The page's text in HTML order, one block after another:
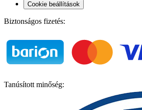
Cookie beállítások
Biztonságos fizetés:
Tanúsított minőség: